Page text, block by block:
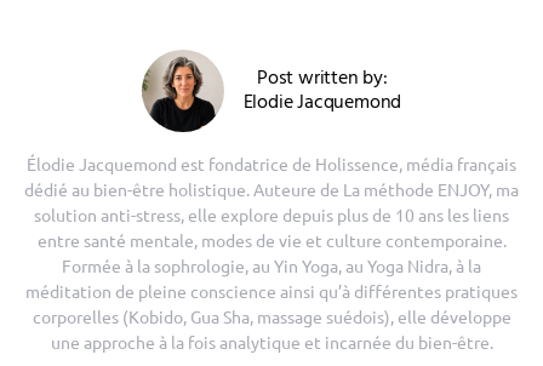
Post written by:
Elodie Jacquemond
Élodie Jacquemond est fondatrice de Holissence, média français
dédié au bien-être holistique. Auteure de La méthode ENJOY, ma
solution anti-stress, elle explore depuis plus de 10 ans les liens
entre santé mentale, modes de vie et culture contemporaine.
Formée à la sophrologie, au Yin Yoga, au Yoga Nidra, à la
méditation de pleine conscience ainsi qu’à différentes pratiques
corporelles (Kobido, Gua Sha, massage suédois), elle développe
une approche à la fois analytique et incarnée du bien-être.